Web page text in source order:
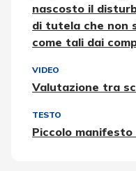
nascosto il
di tutela che non
come tali dai
VIDEO
Valutazione tra
TESTO
Piccolo